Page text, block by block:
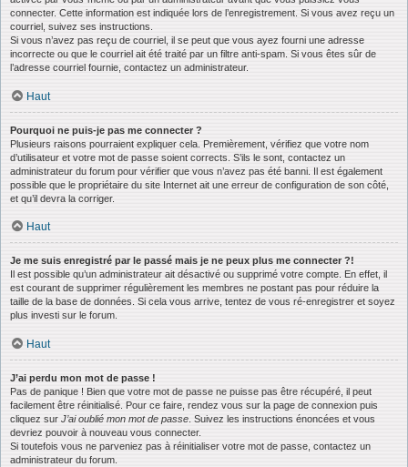
connecter. Cette information est indiquée lors de l’enregistrement. Si vous avez reçu un
courriel, suivez ses instructions.
Si vous n’avez pas reçu de courriel, il se peut que vous ayez fourni une adresse
incorrecte ou que le courriel ait été traité par un filtre anti-spam. Si vous êtes sûr de
l’adresse courriel fournie, contactez un administrateur.
Haut
Pourquoi ne puis-je pas me connecter ?
Plusieurs raisons pourraient expliquer cela. Premièrement, vérifiez que votre nom
d’utilisateur et votre mot de passe soient corrects. S’ils le sont, contactez un
administrateur du forum pour vérifier que vous n’avez pas été banni. Il est également
possible que le propriétaire du site Internet ait une erreur de configuration de son côté,
et qu’il devra la corriger.
Haut
Je me suis enregistré par le passé mais je ne peux plus me connecter ?!
Il est possible qu’un administrateur ait désactivé ou supprimé votre compte. En effet, il
est courant de supprimer régulièrement les membres ne postant pas pour réduire la
taille de la base de données. Si cela vous arrive, tentez de vous ré-enregistrer et soyez
plus investi sur le forum.
Haut
J’ai perdu mon mot de passe !
Pas de panique ! Bien que votre mot de passe ne puisse pas être récupéré, il peut
facilement être réinitialisé. Pour ce faire, rendez vous sur la page de connexion puis
cliquez sur J’ai oublié mon mot de passe . Suivez les instructions énoncées et vous
devriez pouvoir à nouveau vous connecter.
Si toutefois vous ne parveniez pas à réinitialiser votre mot de passe, contactez un
administrateur du forum.